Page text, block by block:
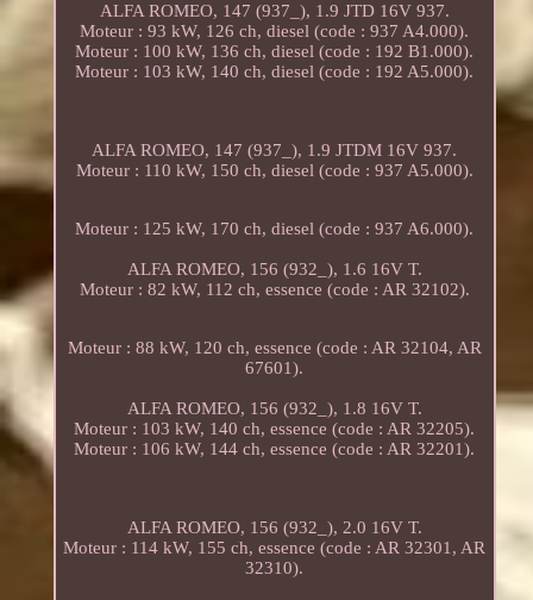
ALFA ROMEO, 147 (937_), 1.9 JTD 16V 937.
Moteur : 93 kW, 126 ch, diesel (code : 937 A4.000).
Moteur : 100 kW, 136 ch, diesel (code : 192 B1.000).
Moteur : 103 kW, 140 ch, diesel (code : 192 A5.000).
ALFA ROMEO, 147 (937_), 1.9 JTDM 16V 937.
Moteur : 110 kW, 150 ch, diesel (code : 937 A5.000).
Moteur : 125 kW, 170 ch, diesel (code : 937 A6.000).
ALFA ROMEO, 156 (932_), 1.6 16V T.
Moteur : 82 kW, 112 ch, essence (code : AR 32102).
Moteur : 88 kW, 120 ch, essence (code : AR 32104, AR
67601).
ALFA ROMEO, 156 (932_), 1.8 16V T.
Moteur : 103 kW, 140 ch, essence (code : AR 32205).
Moteur : 106 kW, 144 ch, essence (code : AR 32201).
ALFA ROMEO, 156 (932_), 2.0 16V T.
Moteur : 114 kW, 155 ch, essence (code : AR 32301, AR
32310).